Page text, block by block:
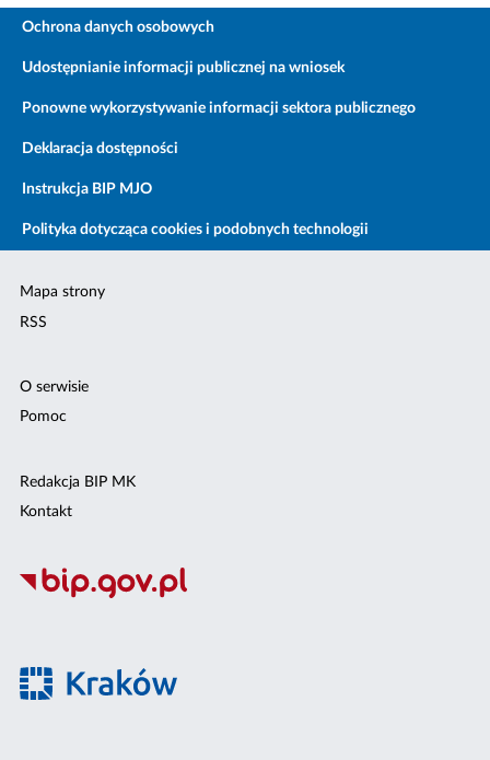
Ochrona danych osobowych
Udostępnianie informacji publicznej na wniosek
Ponowne wykorzystywanie informacji sektora publicznego
Deklaracja dostępności
Instrukcja BIP MJO
Polityka dotycząca cookies i podobnych technologii
Mapa strony
RSS
O serwisie
Pomoc
Redakcja BIP MK
Kontakt